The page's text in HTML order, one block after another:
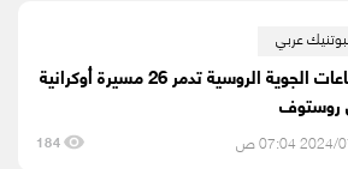
عربي
الدفاعات الجوية الروسية تدمر 26 مسيرة أوكرانية
روستوف
20 07:04 ص 184